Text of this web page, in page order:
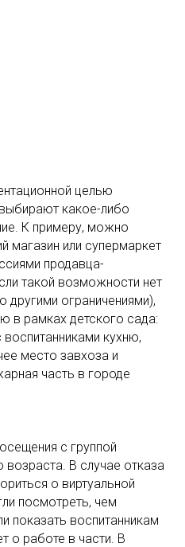
целью
какое-либо
К примеру, можно
магазин или супермаркет
продавца-
такой возможности нет
другими ограничениями),
в рамках детского сада:
кухню,
место завхоза и
часть в городе
с группой
В случае отказа
о виртуальной
посмотреть, чем
показать воспитанникам
о работе в части. В